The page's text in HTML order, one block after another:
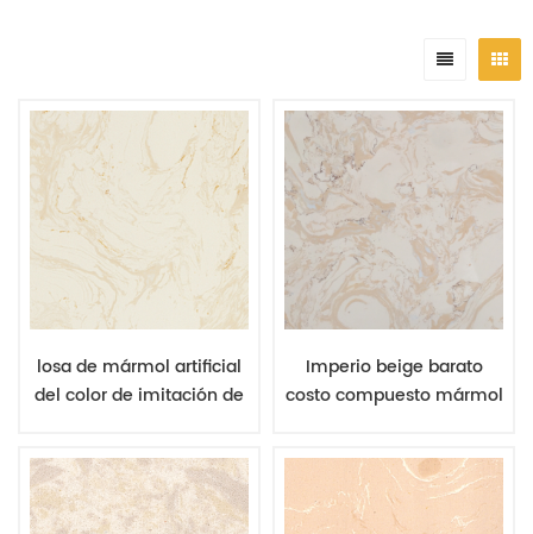
losa de mármol artificial
del color de imitación de
la luz de la luna para las
tejas interiores
Imperio beige barato
costo compuesto mármol
azulejos de mármol
natural